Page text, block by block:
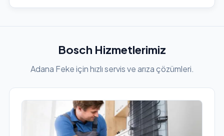
Bosch Hizmetlerimiz
Adana Feke için hızlı servis ve arıza çözümleri.